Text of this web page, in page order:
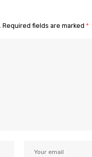
Required fields are marked *